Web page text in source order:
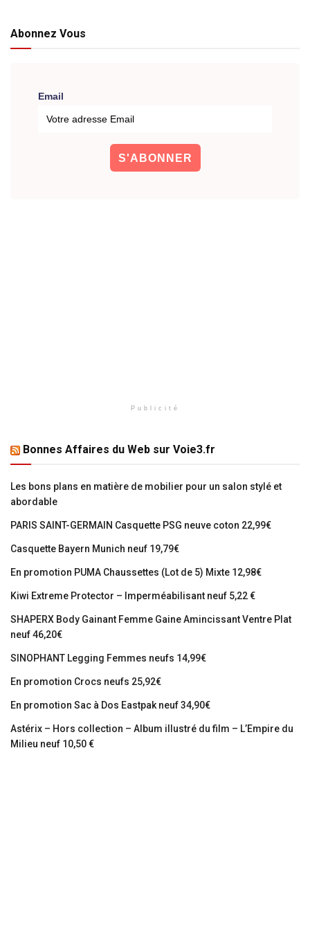
Abonnez Vous
Email
Publicité
Bonnes Affaires du Web sur Voie3.fr
Les bons plans en matière de mobilier pour un salon stylé et
abordable
PARIS SAINT-GERMAIN Casquette PSG neuve coton 22,99€
Casquette Bayern Munich neuf 19,79€
En promotion PUMA Chaussettes (Lot de 5) Mixte 12,98€
Kiwi Extreme Protector – Imperméabilisant neuf 5,22 €
SHAPERX Body Gainant Femme Gaine Amincissant Ventre Plat
neuf 46,20€
SINOPHANT Legging Femmes neufs 14,99€
En promotion Crocs neufs 25,92€
En promotion Sac à Dos Eastpak neuf 34,90€
Astérix – Hors collection – Album illustré du film – L’Empire du
Milieu neuf 10,50 €